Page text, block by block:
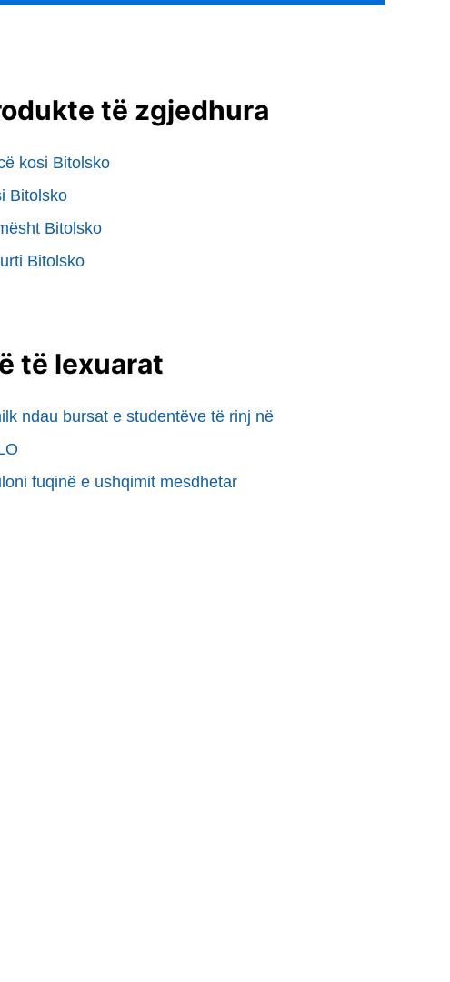
të zgjedhura
kosi Bitolsko
Bitolsko
Bitolsko
Bitolsko
të lexuarat
ndau bursat e studentëve të rinj në
fuqinë e ushqimit mesdhetar